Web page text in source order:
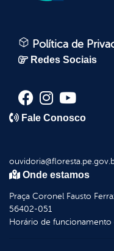
Política de
Redes Sociais
Fale Conosco
Onde estamos
Praça Coronel Fausto
56402-051
Horário de funcionamento